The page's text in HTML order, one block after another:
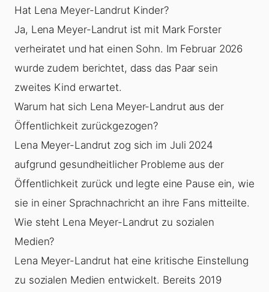
Hat Lena Meyer-Landrut Kinder?
Ja, Lena Meyer-Landrut ist mit Mark Forster
verheiratet und hat einen Sohn. Im Februar 2026
wurde zudem berichtet, dass das Paar sein
zweites Kind erwartet.
Warum hat sich Lena Meyer-Landrut aus der
Öffentlichkeit zurückgezogen?
Lena Meyer-Landrut zog sich im Juli 2024
aufgrund gesundheitlicher Probleme aus der
Öffentlichkeit zurück und legte eine Pause ein, wie
sie in einer Sprachnachricht an ihre Fans mitteilte.
Wie steht Lena Meyer-Landrut zu sozialen
Medien?
Lena Meyer-Landrut hat eine kritische Einstellung
zu sozialen Medien entwickelt. Bereits 2019